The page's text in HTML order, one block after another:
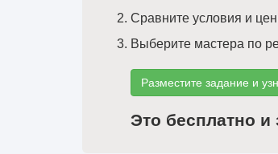
Сравните условия и
Выберите мастера по
Разместите задание и
Это бесплатно и